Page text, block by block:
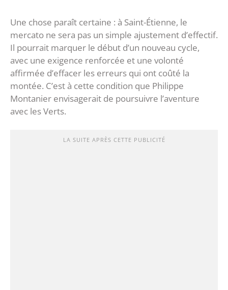
‎Une chose paraît certaine : à Saint-Étienne, le
mercato ne sera pas un simple ajustement d’effectif.
Il pourrait marquer le début d’un nouveau cycle,
avec une exigence renforcée et une volonté
affirmée d’effacer les erreurs qui ont coûté la
montée. C’est à cette condition que Philippe
Montanier envisagerait de poursuivre l’aventure
avec les Verts.
LA SUITE APRÈS CETTE PUBLICITÉ